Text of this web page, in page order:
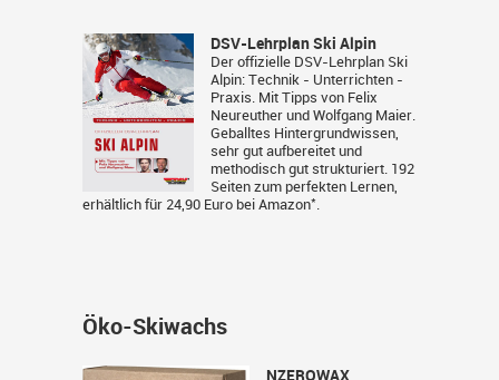
DSV-Lehrplan Ski Alpin
Der offizielle DSV-Lehrplan Ski
Alpin: Technik - Unterrichten -
Praxis. Mit Tipps von Felix
Neureuther und Wolfgang Maier.
Geballtes Hintergrundwissen,
sehr gut aufbereitet und
methodisch gut strukturiert. 192
Seiten zum perfekten Lernen,
erhältlich für 24,90 Euro bei Amazon*.
Öko-Skiwachs
NZEROWAX